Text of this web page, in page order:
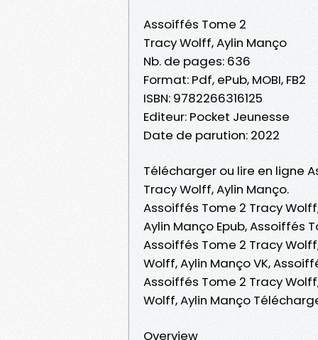
Assoiffés Tome 2
Tracy Wolff, Aylin Manço
Nb. de pages: 636
Format: Pdf, ePub, MOBI, FB2
ISBN: 9782266316125
Editeur: Pocket Jeunesse
Date de parution: 2022
Télécharger ou lire en ligne
Tracy Wolff, Aylin Manço.
Assoiffés Tome 2 Tracy
Aylin Manço Epub, Assoiffés
Assoiffés Tome 2 Tracy
Wolff, Aylin Manço VK,
Assoiffés Tome 2 Tracy
Wolff, Aylin Manço
Overview